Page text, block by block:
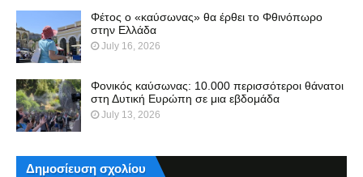
Φέτος ο «καύσωνας» θα έρθει το Φθινόπωρο
στην Ελλάδα
July 16, 2026
Φονικός καύσωνας: 10.000 περισσότεροι θάνατοι
στη Δυτική Ευρώπη σε μια εβδομάδα
July 13, 2026
Δημοσίευση σχολίου